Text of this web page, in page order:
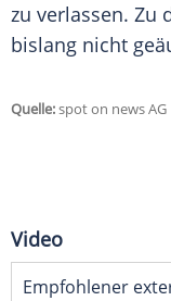
zu verlassen. Zu
bislang nicht
Quelle:spot on news AG
Video
Empfohlener